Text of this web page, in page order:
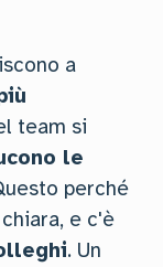
a
team si
le
perché
e c'è
. Un